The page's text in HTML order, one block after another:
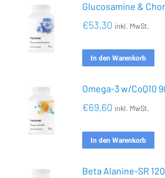
Glucosamine &
€53,30 inkl. MwSt.
In den Warenkorb
Omega-3 w/CoQ10
€69,60 inkl. MwSt.
In den Warenkorb
Beta Alanine-SR